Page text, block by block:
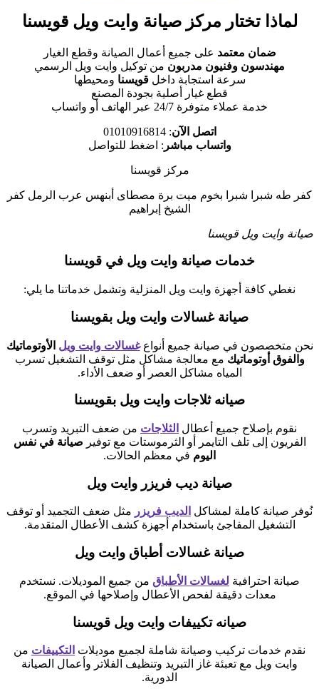
لماذا تختار مركز صيانة وايت ويل قويسنا
ضمان معتمد على جميع أعمال الصيانة وقطع الغيار
مهندسون وفنيون مدربون من توكيل وايت ويل الرسمي
سرعة استجابة داخلقويسنا ومحيطها
قطع غيار أصلية بجودة المصنع
خدمة عملاء متوفرة 24/7 عبر الهاتف أو واتساب
اتصل الآن: 01010916814
واتساب مباشر : اضغط للتواصل
مركز قويسنا
كفر طه شبرا شبرا بخوم ميت برة مصطاى أبنهس عرب الرمل كفر
الشيخ إبراهيم
صيانة وايت ويل قويسنا
خدمات صيانة وايت ويل في قويسنا
نغطي كافة أجهزة وايت ويل المنزلية وتشمل خدماتنا ما يلي:
صيانة غسالات وايت ويل بقويسنا
نحن متخصصون في صيانة جميع أنواعغسالات وايت ويل الأوتوماتيك
والفوق أوتوماتيك مع معالجة مشاكل مثل توقف التشغيل تسرب
المياه مشاكل العصر أو ضعف الأداء.
صيانه ثلاجات وايت ويل بقويسنا
نقوم بإصلاح جميع أعطال الثلاجات من ضعف التبريد وتسرب
الفريون إلى تلف التايمر أو الثرموستات مع توفير صيانة في نفس
اليوم في معظم الحالات.
صيانة ديب فريزر وايت ويل
نُوفر صيانة كاملة لمشاكل الديب فريزر مثل ضعف التجميد أو توقف
التشغيل المفاجئ باستخدام أجهزة كشف الأعطال المتقدمة.
صيانة غسالات أطباق وايت ويل
صيانة احترافية لغسالات الأطباق من جميع الموديلات. نستخدم
معدات دقيقة لفحص الأعطال وإصلاحها في الموقع.
صيانه تكييفات وايت ويل قويسنا
نقدم خدمات تركيب وصيانة شاملة لجميع موديلات التكييفات من
وايت ويل مع تعبئة غاز التبريد وتنظيف الفلاتر وأعمال الصيانة
الدورية.